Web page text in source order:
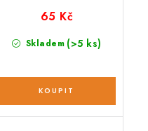
Skladem (>5 ks)
65 Kč